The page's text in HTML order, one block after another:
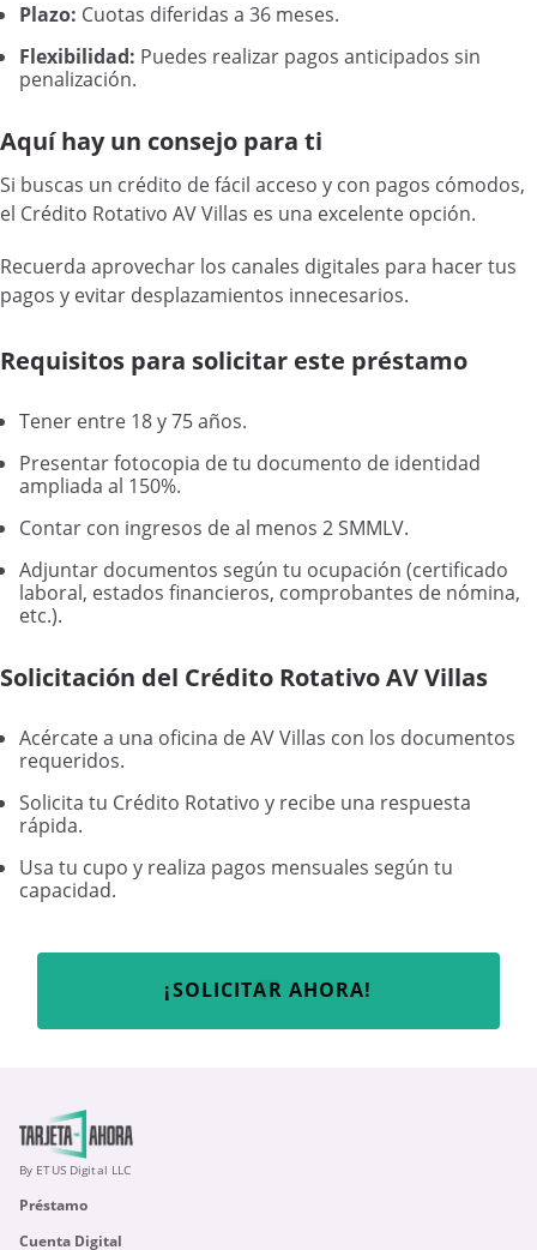
Plazo: Cuotas diferidas a 36 meses.
Flexibilidad: Puedes realizar pagos anticipados sin
penalización.
Aquí hay un consejo para ti
Si buscas un crédito de fácil acceso y con pagos cómodos,
el Crédito Rotativo AV Villas es una excelente opción.
Recuerda aprovechar los canales digitales para hacer tus
pagos y evitar desplazamientos innecesarios.
Requisitos para solicitar este préstamo
Tener entre 18 y 75 años.
Presentar fotocopia de tu documento de identidad
ampliada al 150%.
Contar con ingresos de al menos 2 SMMLV.
Adjuntar documentos según tu ocupación (certificado
laboral, estados financieros, comprobantes de nómina,
etc.).
Solicitación del Crédito Rotativo AV Villas
Acércate a una oficina de AV Villas con los documentos
requeridos.
Solicita tu Crédito Rotativo y recibe una respuesta
rápida.
Usa tu cupo y realiza pagos mensuales según tu
capacidad.
¡SOLICITAR AHORA!
By ETUS Digital LLC
Préstamo
Cuenta Digital